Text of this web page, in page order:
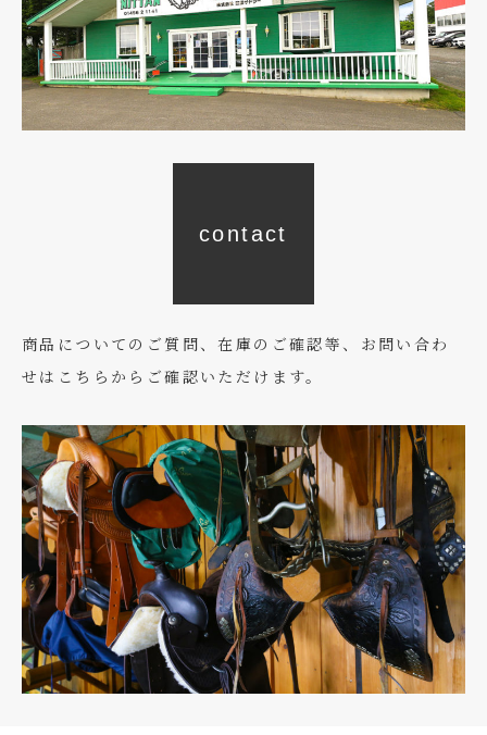
access
contact
商品についてのご質問、在庫のご確認等、お問い合わ
せはこちらからご確認いただけます。